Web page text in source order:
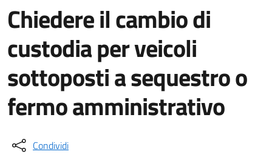
Chiedere il cambio di
custodia per veicoli
sottoposti a sequestro o
fermo amministrativo
Condividi